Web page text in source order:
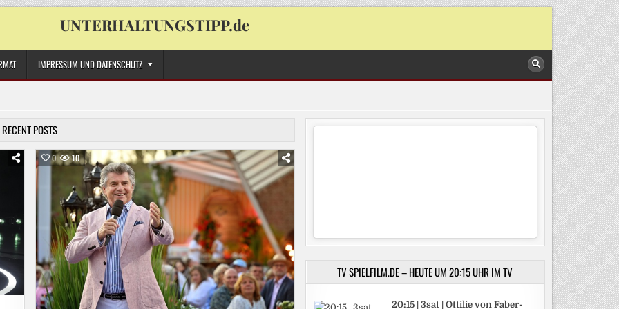
UNTERHALTUNGSTIPP.de
IMPRESSUM UND DATENSCHUTZ
RECENT POSTS
0 10
TV SPIELFILM.DE – HEUTE UM 20:15 UHR IM TV
20:15 | 3sat | Ottilie von Faber-